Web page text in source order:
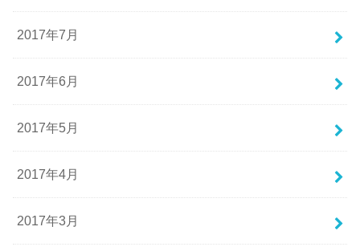
2017年7月
2017年6月
2017年5月
2017年4月
2017年3月